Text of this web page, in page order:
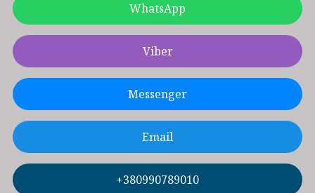
WhatsApp
Viber
Messenger
Email
+380990789010